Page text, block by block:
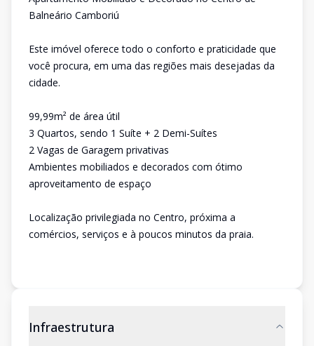
Balneário Camboriú
Este imóvel oferece todo o conforto e praticidade que
você procura, em uma das regiões mais desejadas da
cidade.
99,99m² de área útil
3 Quartos, sendo 1 Suíte + 2 Demi-Suítes
2 Vagas de Garagem privativas
Ambientes mobiliados e decorados com ótimo
aproveitamento de espaço
Localização privilegiada no Centro, próxima a
comércios, serviços e à poucos minutos da praia.
Infraestrutura